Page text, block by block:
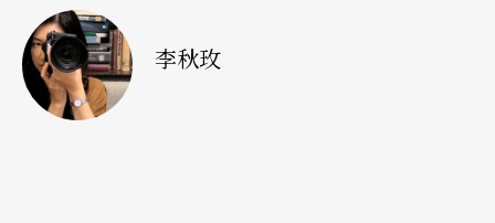
李秋玫